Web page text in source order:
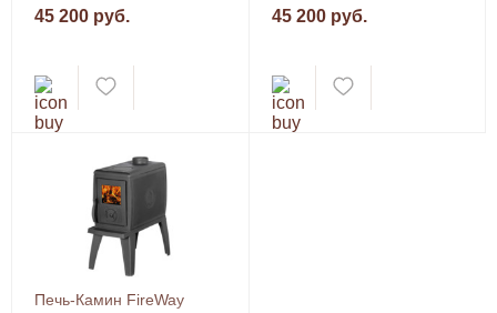
45 200 руб. 45 200 руб.
Печь-Камин FireWay